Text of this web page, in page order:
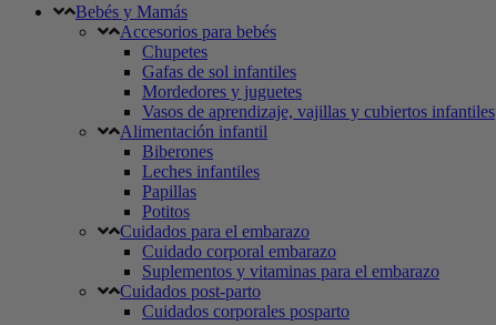
Bebés y Mamás
Accesorios para bebés
Chupetes
Gafas de sol infantiles
Mordedores y juguetes
Vasos de aprendizaje, vajillas y cubiertos infantiles
Alimentación infantil
Biberones
Leches infantiles
Papillas
Potitos
Cuidados para el embarazo
Cuidado corporal embarazo
Suplementos y vitaminas para el embarazo
Cuidados post-parto
Cuidados corporales posparto